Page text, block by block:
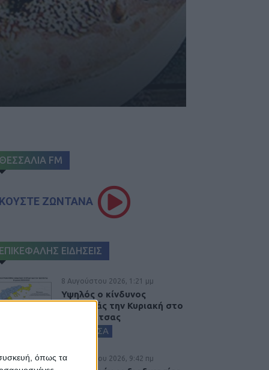
όπως τα
ΘΕΣΣΑΛΙΑ FM
ΖΩΝΤΑΝΑ
ΕΠΙΚΕΦΑΛΗΣ ΕΙΔΗΣΕΙΣ
8 Αυγούστου 2026, 1:21 μμ
Υψηλός ο κίνδυνος
πυρκαγιάς την Κυριακή στο
Ν. Καρδίτσας
ΚΑΡΔΙΤΣΑ
8 Αυγούστου 2026, 9:42 πμ